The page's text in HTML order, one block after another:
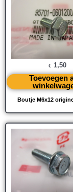
Boutje M6x12
€ 1,50
Toevoegen